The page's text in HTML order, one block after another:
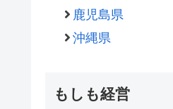
鹿児島県
沖縄県
もしも経営